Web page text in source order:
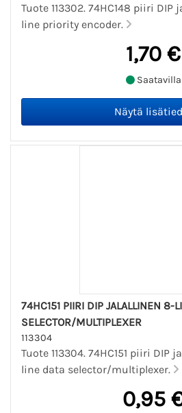
Tuote 113302. 74HC148 piiri
line priority encoder.
1,70 €
Saatavilla
74HC151 PIIRI DIP JALALLINEN 8-
SELECTOR/MULTIPLEXER
113304
Tuote 113304. 74HC151 piiri DIP
line data selector/multiplexer.
0,95